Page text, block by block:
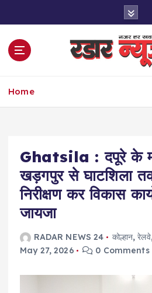
Home
Ghatsila : दपूरे के
खड़गपुर से घाटशिला
निरीक्षण कर विकास
जायजा
RADAR NEWS 24 कोल्हान,रेलवे
May 27, 2026
0 Comments